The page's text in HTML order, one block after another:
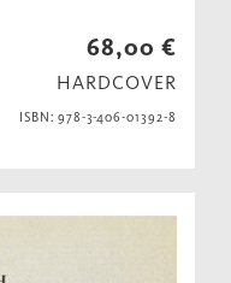
68,00 €
HARDCOVER
ISBN: 978-3-406-01392-8